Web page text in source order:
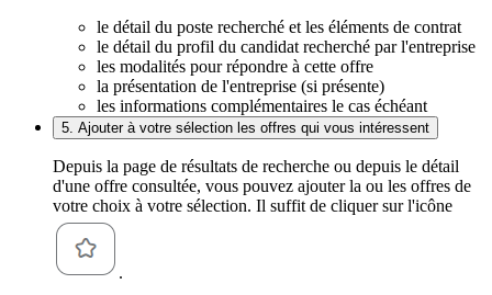
le détail du poste recherché et les éléments de contrat
le détail du profil du candidat recherché par l'entreprise
les modalités pour répondre à cette offre
la présentation de l'entreprise (si présente)
les informations complémentaires le cas échéant
5. Ajouter à votre sélection les offres qui vous intéressent
Depuis la page de résultats de recherche ou depuis le détail
d'une offre consultée, vous pouvez ajouter la ou les offres de
votre choix à votre sélection. Il suffit de cliquer sur l'icône
.